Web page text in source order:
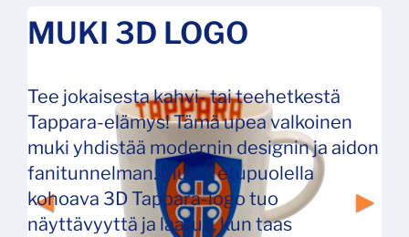
MUKI 3D LOGO
Tee jokaisesta kahvi- tai teehetkestä
Tappara-elämys! Tämä upea valkoinen
muki yhdistää modernin designin ja aidon
fanitunnelman. Mukin etupuolella
kohoava 3D Tappara-logo tuo
näyttävyyttä ja laatua, kun taas